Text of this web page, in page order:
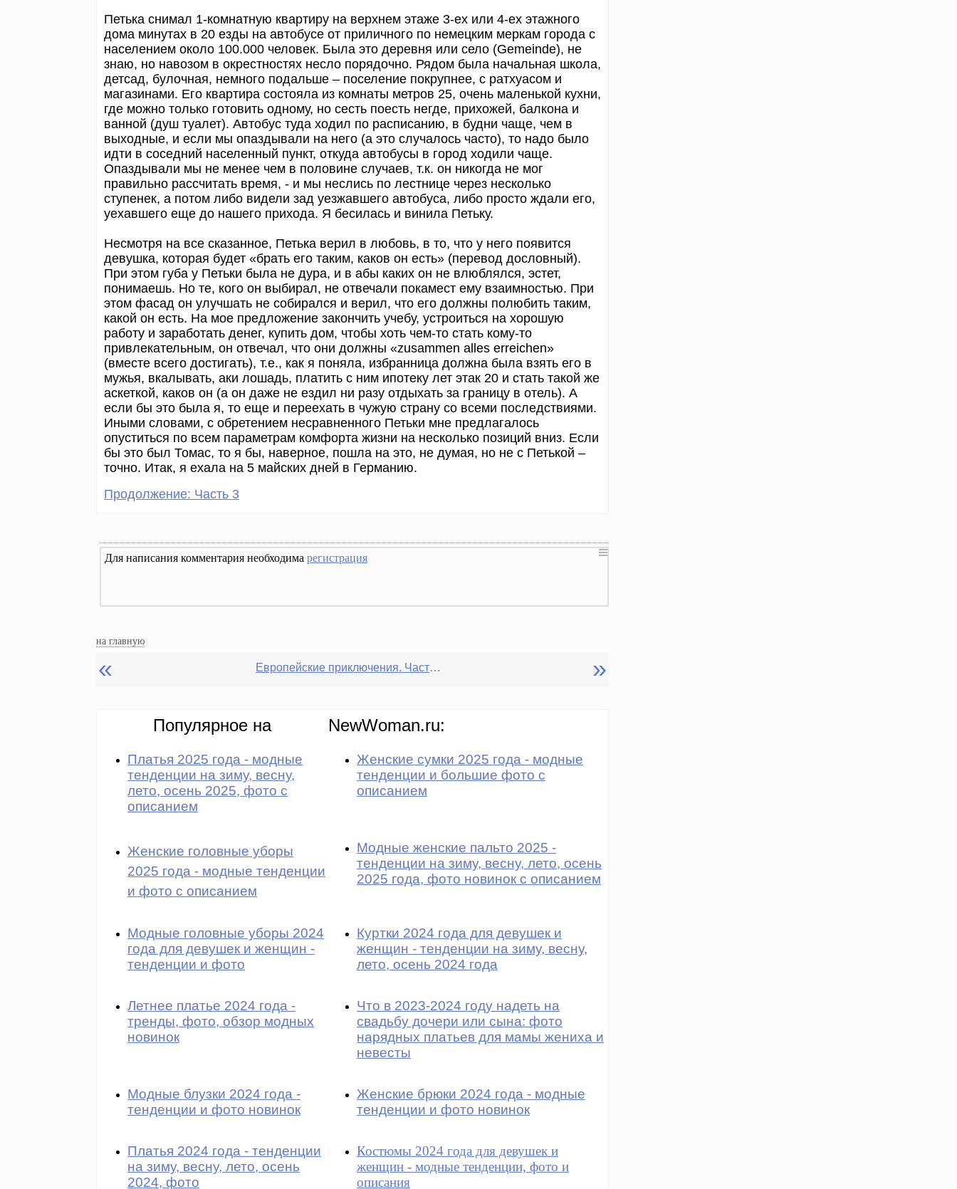
Петька снимал 1-комнатную квартиру на верхнем этаже 3-ех или 4-ех этажного
дома минутах в 20 езды на автобусе от приличного по немецким меркам города с
населением около 100.000 человек. Была это деревня или село (Gemeinde), не
знаю, но навозом в окрестностях несло порядочно. Рядом была начальная школа,
детсад, булочная, немного подальше – поселение покрупнее, с ратхуасом и
магазинами. Его квартира состояла из комнаты метров 25, очень маленькой кухни,
где можно только готовить одному, но сесть поесть негде, прихожей, балкона и
ванной (душ туалет). Автобус туда ходил по расписанию, в будни чаще, чем в
выходные, и если мы опаздывали на него (а это случалось часто), то надо было
идти в соседний населенный пункт, откуда автобусы в город ходили чаще.
Опаздывали мы не менее чем в половине случаев, т.к. он никогда не мог
правильно рассчитать время, - и мы неслись по лестнице через несколько
ступенек, а потом либо видели зад уезжавшего автобуса, либо просто ждали его,
уехавшего еще до нашего прихода. Я бесилась и винила Петьку.
Несмотря на все сказанное, Петька верил в любовь, в то, что у него появится
девушка, которая будет «брать его таким, каков он есть» (перевод дословный).
При этом губа у Петьки была не дура, и в абы каких он не влюблялся, эстет,
понимаешь. Но те, кого он выбирал, не отвечали покамест ему взаимностью. При
этом фасад он улучшать не собирался и верил, что его должны полюбить таким,
какой он есть. На мое предложение закончить учебу, устроиться на хорошую
работу и заработать денег, купить дом, чтобы хоть чем-то стать кому-то
привлекательным, он отвечал, что они должны «zusammen alles erreichen»
(вместе всего достигать), т.е., как я поняла, избранница должна была взять его в
мужья, вкалывать, аки лошадь, платить с ним ипотеку лет этак 20 и стать такой же
аскеткой, каков он (а он даже не ездил ни разу отдыхать за границу в отель). А
если бы это была я, то еще и переехать в чужую страну со всеми последствиями.
Иными словами, с обретением несравненного Петьки мне предлагалось
опуститься по всем параметрам комфорта жизни на несколько позиций вниз. Если
бы это был Томас, то я бы, наверное, пошла на это, не думая, но не с Петькой –
точно. Итак, я ехала на 5 майских дней в Германию.
Продолжение: Часть 3
Для написания комментария необходима регистрация
на главную
« Европейские приключения. Часть 2 »
Популярное на NewWoman.ru:
Платья 2025 года - модные
тенденции на зиму, весну,
лето, осень 2025, фото с
описанием
Женские сумки 2025 года - модные
тенденции и большие фото с
описанием
Женские головные уборы
2025 года - модные тенденции
и фото с описанием
Модные женские пальто 2025 -
тенденции на зиму, весну, лето, осень
2025 года, фото новинок с описанием
Модные головные уборы 2024
года для девушек и женщин -
тенденции и фото
Куртки 2024 года для девушек и
женщин - тенденции на зиму, весну,
лето, осень 2024 года
Летнее платье 2024 года -
тренды, фото, обзор модных
новинок
Что в 2023-2024 году надеть на
свадьбу дочери или сына: фото
нарядных платьев для мамы жениха и
невесты
Модные блузки 2024 года -
тенденции и фото новинок
Женские брюки 2024 года - модные
тенденции и фото новинок
Платья 2024 года - тенденции
на зиму, весну, лето, осень
2024, фото
Костюмы 2024 года для девушек и
женщин - модные тенденции, фото и
описания